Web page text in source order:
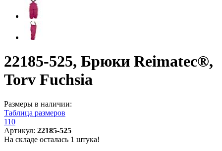
22185-525, Брюки Reimatec®,
Torv Fuchsia
Размеры в наличии:
Таблица размеров
110
Артикул: 22185-525
На складе осталась 1 штука!